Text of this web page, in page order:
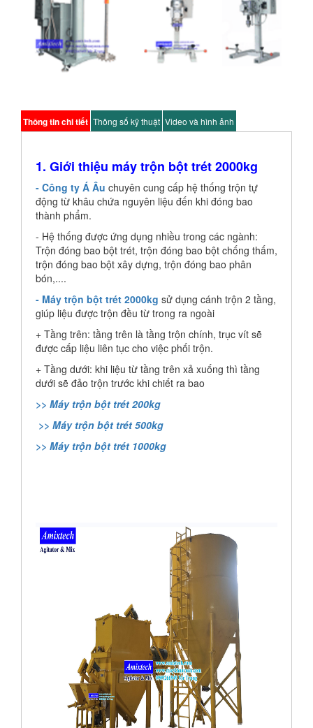
Thông tin chi tiết Thông số kỹ thuật Video và hình ảnh
1. Giới thiệu máy trộn bột trét 2000kg
- Công ty Á Âu chuyên cung cấp hệ thống trộn tự
động từ khâu chứa nguyên liệu đến khi đóng bao
thành phẩm.
- Hệ thống được ứng dụng nhiều trong các ngành:
Trộn đóng bao bột trét, trộn đóng bao bột chống thấm,
trộn đóng bao bột xây dựng, trộn đóng bao phân
bón,....
- Máy trộn bột trét 2000kg sử dụng cánh trộn 2 tầng,
giúp liệu được trộn đều từ trong ra ngoài
+ Tầng trên: tầng trên là tầng trộn chính, trục vít sẽ
được cấp liệu liên tục cho việc phối trộn.
+ Tầng dưới: khi liệu từ tầng trên xả xuống thì tầng
dưới sẽ đảo trộn trước khi chiết ra bao
>> Máy trộn bột trét 200kg
>> Máy trộn bột trét 500kg
>> Máy trộn bột trét 1000kg